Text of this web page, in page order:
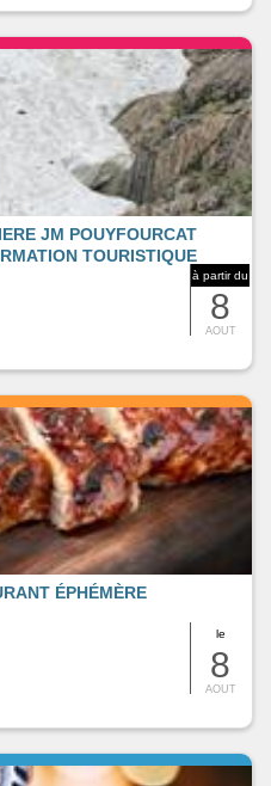
à partir du
8
AOUT
JM POUYFOURCAT
TOURISTIQUE
le
8
AOUT
ÉPHÉMÈRE